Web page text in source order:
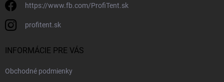
https://www.fb.com/ProfiTent.sk
profitent.sk
INFORMÁCIE PRE VÁS
Obchodné podmienky